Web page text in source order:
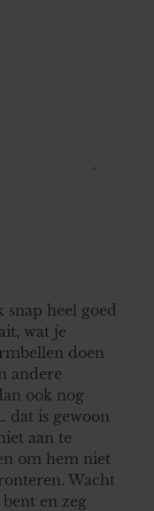
heel goed
wat je
doen
andere
ook nog
dat is gewoon
aan te
om hem niet
Wacht
en zeg